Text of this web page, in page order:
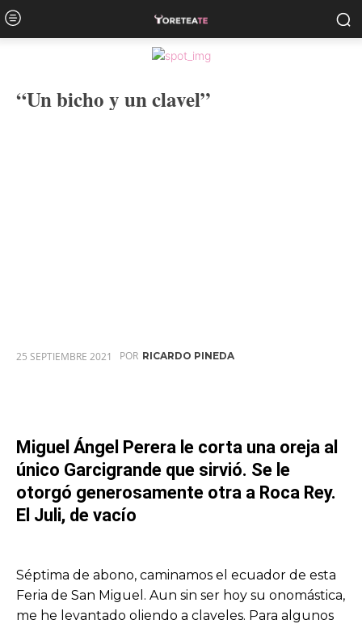
“Un bicho y un clavel”
25 SEPTIEMBRE 2021 POR RICARDO PINEDA
Miguel Ángel Perera le corta una oreja al
único Garcigrande que sirvió. Se le
otorgó generosamente otra a Roca Rey.
El Juli, de vacío
Séptima de abono, caminamos el ecuador de esta
Feria de San Miguel. Aun sin ser hoy su onomástica,
me he levantado oliendo a claveles. Para algunos